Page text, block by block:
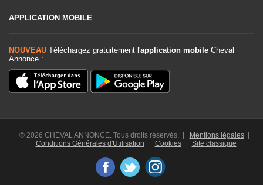
APPLICATION MOBILE
NOUVEAU Téléchargez gratuitement l'application mobile Cheval
Annonce :
© 2026 CHEVAL ANNONCE. Tous droits réservés. | Mentions légales|
Conditions Générales d'Utilisation | Cookies| Site classique